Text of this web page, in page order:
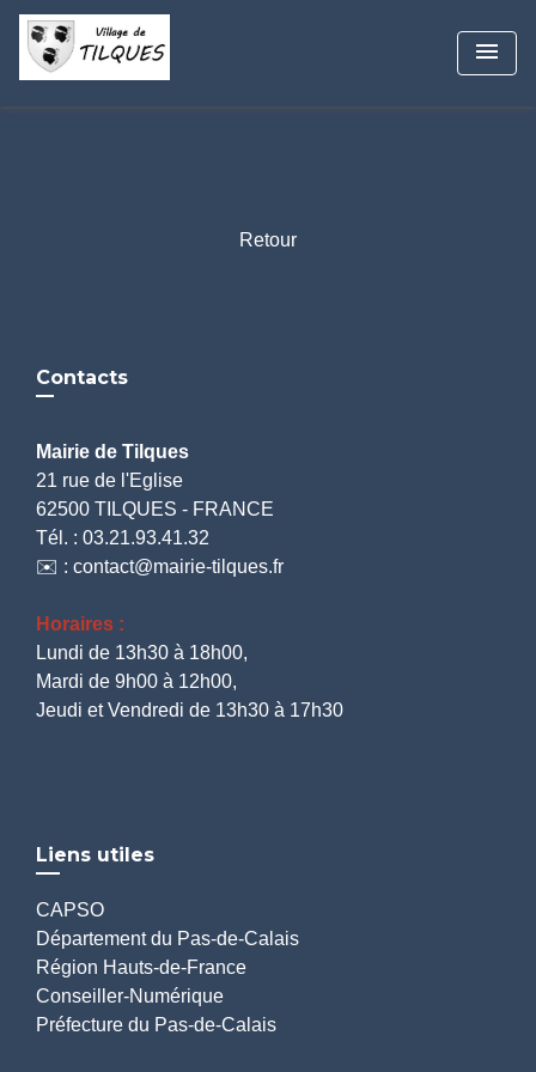
menu
Retour
Contacts
Mairie de Tilques
21 rue de l'Eglise
62500 TILQUES - FRANCE
Tél. : 03.21.93.41.32
✉️ : contact@mairie-tilques.fr
Horaires :
Lundi de 13h30 à 18h00,
Mardi de 9h00 à 12h00,
Jeudi et Vendredi de 13h30 à 17h30
Liens utiles
CAPSO
Département du Pas-de-Calais
Région Hauts-de-France
Conseiller-Numérique
Préfecture du Pas-de-Calais